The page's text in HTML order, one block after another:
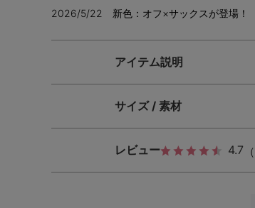
2026/5/22 新色：オフ×サックスが登場！
アイテム説明
サイズ / 素材
レビュー 4.7